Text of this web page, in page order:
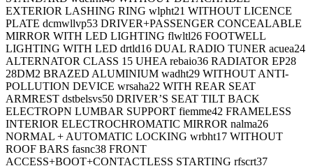
EXTERIOR LASHING RING wlpht21 WITHOUT LICENCE
PLATE dcmwllvp53 DRIVER+PASSENGER CONCEALABLE
MIRROR WITH LED LIGHTING flwltl26 FOOTWELL
LIGHTING WITH LED drtld16 DUAL RADIO TUNER acuea24
ALTERNATOR CLASS 15 UHEA rebaio36 RADIATOR EP28
28DM2 BRAZED ALUMINIUM wadht29 WITHOUT ANTI-
POLLUTION DEVICE wrsaha22 WITH REAR SEAT
ARMREST dstbelsvs50 DRIVER’S SEAT TILT BACK
ELECTROPN LUMBAR SUPPORT fiemme42 FRAMELESS
INTERIOR ELECTROCHROMATIC MIRROR nalma26
NORMAL + AUTOMATIC LOCKING wrbht17 WITHOUT
ROOF BARS fasnc38 FRONT
ACCESS+BOOT+CONTACTLESS STARTING rfscrt37